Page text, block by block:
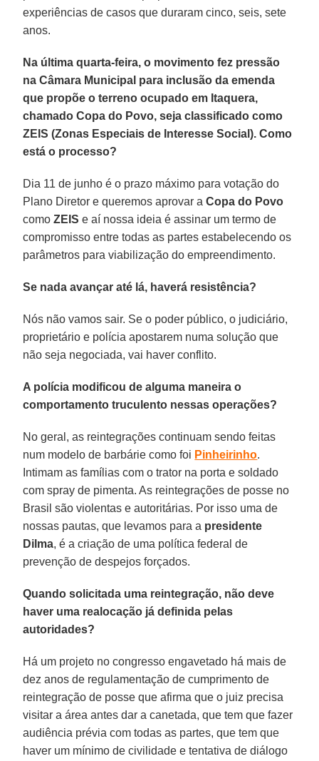
experiências de casos que duraram cinco, seis, sete
anos.
Na última quarta-feira, o movimento fez pressão
na Câmara Municipal para inclusão da emenda
que propõe o terreno ocupado em Itaquera,
chamado Copa do Povo, seja classificado como
ZEIS (Zonas Especiais de Interesse Social). Como
está o processo?
Dia 11 de junho é o prazo máximo para votação do
Plano Diretor e queremos aprovar aCopa do Povo
comoZEIS e aí nossa ideia é assinar um termo de
compromisso entre todas as partes estabelecendo os
parâmetros para viabilização do empreendimento.
Se nada avançar até lá, haverá resistência?
Nós não vamos sair. Se o poder público, o judiciário,
proprietário e polícia apostarem numa solução que
não seja negociada, vai haver conflito.
A polícia modificou de alguma maneira o
comportamento truculento nessas operações?
No geral, as reintegrações continuam sendo feitas
num modelo de barbárie como foi Pinheirinho.
Intimam as famílias com o trator na porta e soldado
com spray de pimenta. As reintegrações de posse no
Brasil são violentas e autoritárias. Por isso uma de
nossas pautas, que levamos para a presidente
Dilma, é a criação de uma política federal de
prevenção de despejos forçados.
Quando solicitada uma reintegração, não deve
haver uma realocação já definida pelas
autoridades?
Há um projeto no congresso engavetado há mais de
dez anos de regulamentação de cumprimento de
reintegração de posse que afirma que o juiz precisa
visitar a área antes dar a canetada, que tem que fazer
audiência prévia com todas as partes, que tem que
haver um mínimo de civilidade e tentativa de diálogo